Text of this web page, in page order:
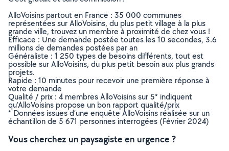
AlloVoisins partout en France : 35 000 communes
représentées sur AlloVoisins, du plus petit village à la plus
grande ville, trouvez un membre à proximité de chez vous !
Efficace : Une demande postée toutes les 10 secondes, 3.6
millions de demandes postées par an
Généraliste : 1 250 types de besoins différents, tout est
possible sur AlloVoisins, du plus petit besoin aux plus grands
projets.
Rapide : 10 minutes pour recevoir une première réponse à
votre demande
Qualité / prix : 4 membres AlloVoisins sur 5* indiquent
qu’AlloVoisins propose un bon rapport qualité/prix
* Données issues d’une enquête AlloVoisins réalisée sur un
échantillon de 5 671 personnes interrogées (Février 2024)
Vous cherchez un paysagiste en urgence ?